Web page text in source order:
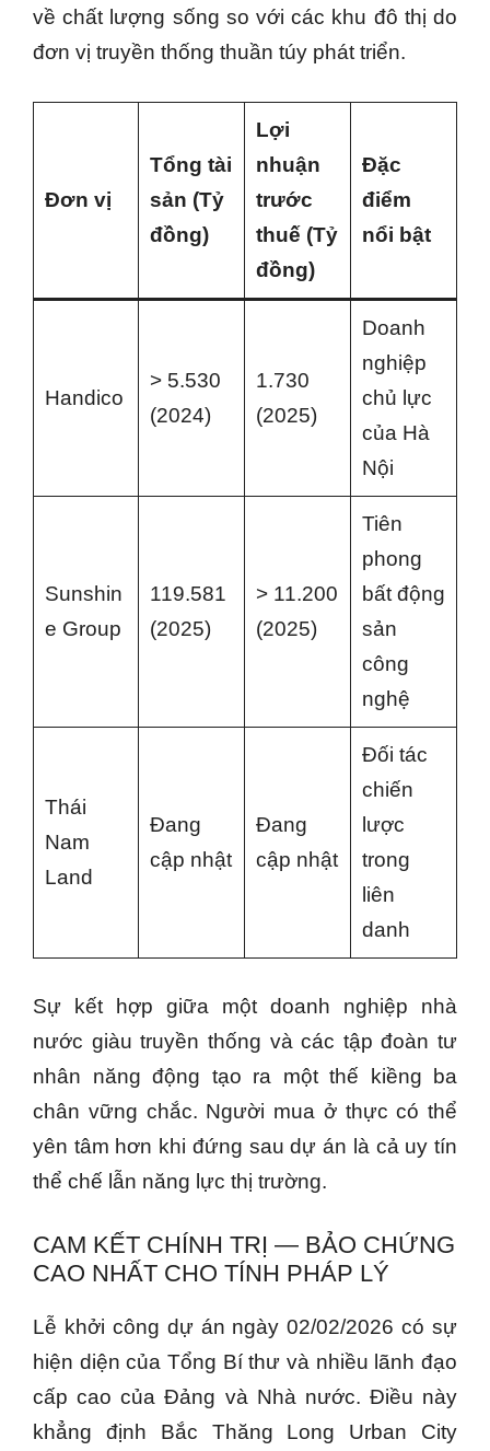
về chất lượng sống so với các khu đô thị do
đơn vị truyền thống thuần túy phát triển.
Đơn vị
Tổng tài
sản (Tỷ
đồng)
Lợi
nhuận
trước
thuế (Tỷ
đồng)
Đặc
điểm
nổi bật
Handico
> 5.530
(2024)
1.730
(2025)
Doanh
nghiệp
chủ lực
của Hà
Nội
Sunshin
e Group
119.581
(2025)
> 11.200
(2025)
Tiên
phong
bất động
sản
công
nghệ
Thái
Nam
Land
Đang
cập nhật
Đang
cập nhật
Đối tác
chiến
lược
trong
liên
danh
Sự kết hợp giữa một doanh nghiệp nhà
nước giàu truyền thống và các tập đoàn tư
nhân năng động tạo ra một thế kiềng ba
chân vững chắc. Người mua ở thực có thể
yên tâm hơn khi đứng sau dự án là cả uy tín
thể chế lẫn năng lực thị trường.
CAM KẾT CHÍNH TRỊ — BẢO CHỨNG
CAO NHẤT CHO TÍNH PHÁP LÝ
Lễ khởi công dự án ngày 02/02/2026 có sự
hiện diện của Tổng Bí thư và nhiều lãnh đạo
cấp cao của Đảng và Nhà nước. Điều này
khẳng định Bắc Thăng Long Urban City